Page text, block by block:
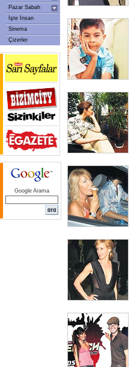
Pazar Sabah
İşte İnsan
Sinema
Çizerler
Google Arama